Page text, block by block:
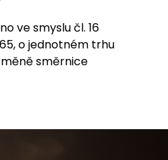
ve smyslu čl. 16
o jednotném trhu
směrnice